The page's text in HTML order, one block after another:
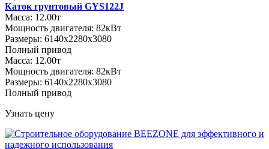
Каток грунтовый GYS122J
Масса: 12.00т
Мощность двигателя: 82кВт
Размеры: 6140х2280х3080
Полный привод
Масса: 12.00т
Мощность двигателя: 82кВт
Размеры: 6140х2280х3080
Полный привод
Узнать цену